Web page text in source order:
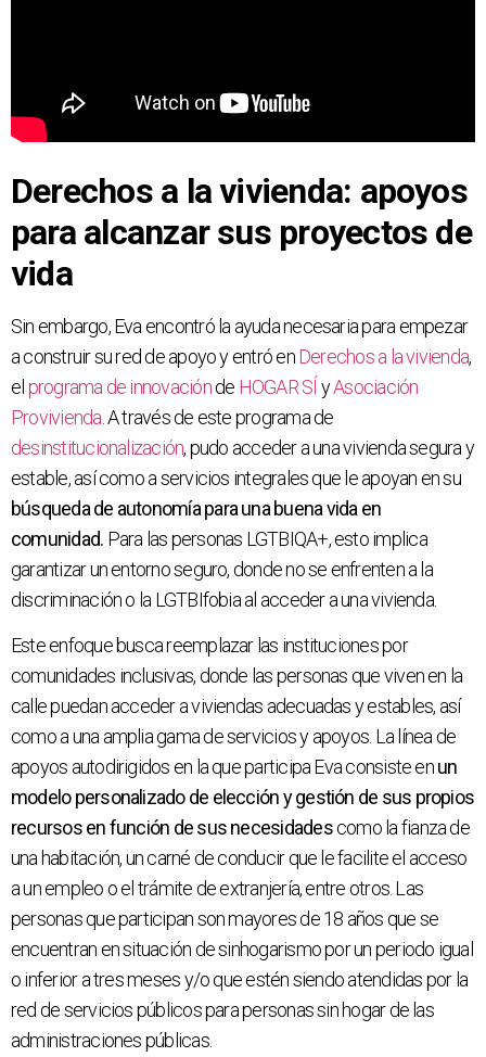
Derechos a la vivienda: apoyos
para alcanzar sus proyectos de
vida
Sin embargo, Eva encontró la ayuda necesaria para empezar
a construir su red de apoyo y entró en Derechos a la vivienda,
el programa de innovaciónde HOGAR SÍ yAsociación
Provivienda . A través de este programa de
desinstitucionalización, pudo acceder a una vivienda segura y
estable, así como a servicios integrales que le apoyan en su
búsqueda de autonomía para una buena vida en
comunidad. Para las personas LGTBIQA+, esto implica
garantizar un entorno seguro, donde no se enfrenten a la
discriminación o la LGTBIfobia al acceder a una vivienda.
Este enfoque busca reemplazar las instituciones por
comunidades inclusivas, donde las personas que viven en la
calle puedan acceder a viviendas adecuadas y estables, así
como a una amplia gama de servicios y apoyos. La línea de
apoyos autodirigidos en la que participa Eva consiste enun
modelo personalizado de elección y gestión de sus propios
recursos en función de sus necesidadescomo la fianza de
una habitación, un carné de conducir que le facilite el acceso
a un empleo o el trámite de extranjería, entre otros. Las
personas que participan son mayores de 18 años que se
encuentran en situación de sinhogarismo por un periodo igual
o inferior a tres meses y/o que estén siendo atendidas por la
red de servicios públicos para personas sin hogar de las
administraciones públicas.